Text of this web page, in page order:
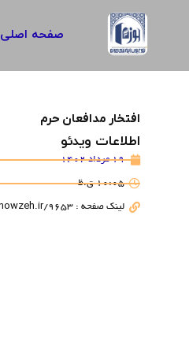
صفحه اصلی
افتخار مدافعان حرم
اطلاعات ویدئو
19 مرداد 1402
10:05 ق.ظ
لینک صفحه : https://livehowzeh.ir/9653